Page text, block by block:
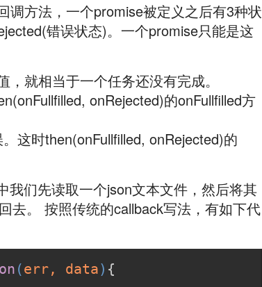
调方法，一个promise被定义之后有3种状
错误状态)。一个promise只能是这
就相当于一个任务还没有完成。
onRejected)的onFullfilled方
这时then(onFullfilled, onRejected)的
我们先读取一个json文本文件，然后将其
去。 按照传统的callback写法，有如下代
(err, data) {